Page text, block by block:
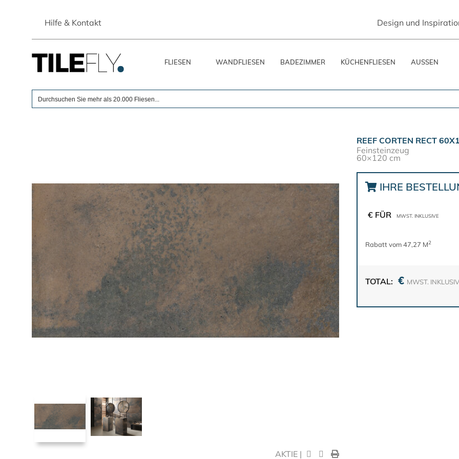
Hilfe & Kontakt Design und
FLIESEN WANDFLIESEN BADEZIMMER KÜCHENFLIESEN AUSSEN
AKTIE |
REEF CORTEN RECT
Feinsteinzeug
60×120 cm
IHRE
€ FÜR MWST. INKLUSIVE
Rabatt vom 47,27 M2
TOTAL: € MWST.